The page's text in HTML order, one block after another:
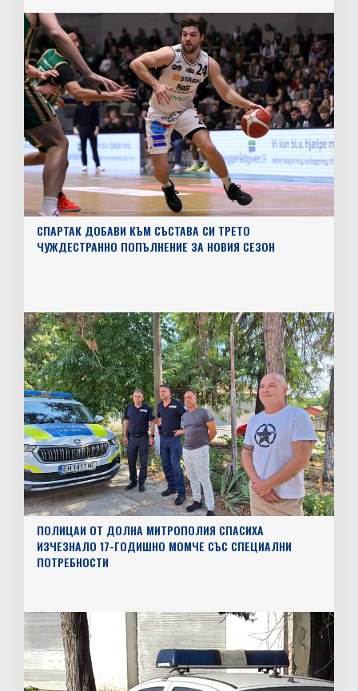
СПАРТАК ДОБАВИ КЪМ СЪСТАВА СИ ТРЕТО
ЧУЖДЕСТРАННО ПОПЪЛНЕНИЕ ЗА НОВИЯ СЕЗОН
ПОЛИЦАИ ОТ ДОЛНА МИТРОПОЛИЯ СПАСИХА
ИЗЧЕЗНАЛО 17-ГОДИШНО МОМЧЕ СЪС СПЕЦИАЛНИ
ПОТРЕБНОСТИ